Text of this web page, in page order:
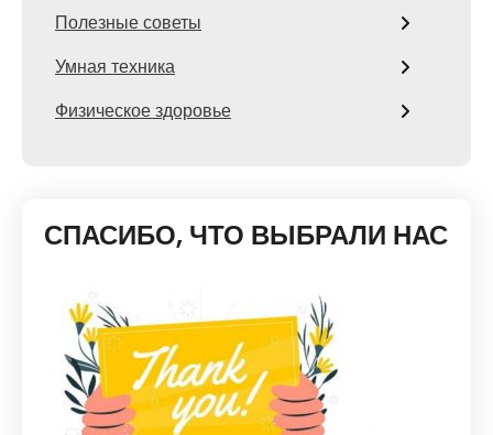
Полезные советы
Умная техника
Физическое здоровье
СПАСИБО, ЧТО ВЫБРАЛИ НАС